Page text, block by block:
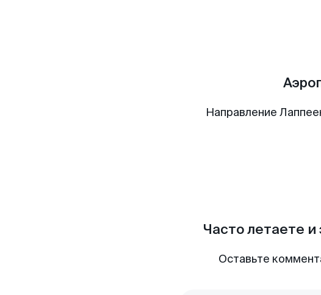
Направление
Часто летаете
Оставьте